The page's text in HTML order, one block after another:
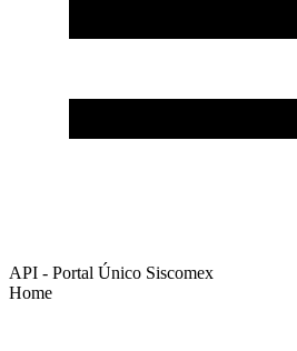
API - Portal Único Siscomex
Home